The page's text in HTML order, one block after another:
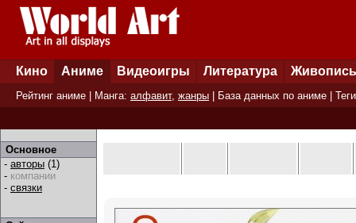
Кино Аниме Видеоигры Литература Живопись
Рейтинг аниме | Манга: алфавит, жанры База данных по аниме Теги
Основное
- авторы (1)
- компании
- связки